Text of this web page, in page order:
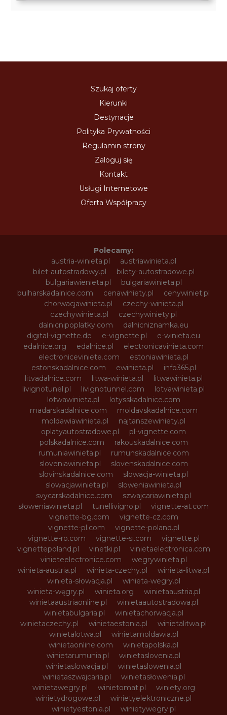
Szukaj oferty
Kierunki
Destynacje
Polityka Prywatności
Regulamin strony
Zaloguj się
Kontakt
Usługi Internetowe
Oferta Współpracy
Polecamy:
austria-winieta.pl
austriawinieta.pl
bilet-autostradowy.pl
bilety-autostradowe.pl
bulgariawienieta.pl
bulgariawinieta.pl
bulharskadalnice.com
cenawiniety.pl
cenywiniet.pl
chorwacjawinieta.pl
czechy-winieta.pl
czechywinieta.pl
czechywiniety.pl
dalnicnipoplatky.com
dalnicniznamka.eu
digital-vignette.de
e-vignette.pl
e-winieta.eu
edalnice.org
edalnice.pl
electronicavinieta.com
electroniceviniete.com
estoniawinieta.pl
estonskadalnice.com
ewinieta.pl
info365.pl
litvadalnice.com
litwa-winieta.pl
litwawinieta.pl
livignotunel.pl
livignotunnel.com
lotvawinieta.pl
lotwawinieta.pl
lotysskadalnice.com
madarskadalnice.com
moldavskadalnice.com
moldawiawinieta.pl
najtanszewiniety.pl
oplatyautostradowe.pl
pl-vignette.com
polskadalnice.com
rakouskadalnice.com
rumuniawinieta.pl
rumunskadalnice.com
sloveniawinieta.pl
slovenskadalnice.com
slovinskadalnice.com
slowacja-winieta.pl
slowacjawinieta.pl
sloweniawinieta.pl
svycarskadalnice.com
szwajcariawinieta.pl
słoweniawinieta.pl
tunellivigno.pl
vignette-at.com
vignette-bg.com
vignette-cz.com
vignette-pl.com
vignette-poland.pl
vignette-ro.com
vignette-si.com
vignette.pl
vignettepoland.pl
vinetki.pl
vinietaelectronica.com
vinieteelectronice.com
wegrywinieta.pl
winieta-austria.pl
winieta-czechy.pl
winieta-litwa.pl
winieta-słowacja.pl
winieta-wegry.pl
winieta-węgry.pl
winieta.org
winietaaustria.pl
winietaaustriaonline.pl
winietaautostradowa.pl
winietabulgaria.pl
winietachorwacja.pl
winietaczechy.pl
winietaestonia.pl
winietalitwa.pl
winietalotwa.pl
winietamoldawia.pl
winietaonline.com
winietapolska.pl
winietarumunia.pl
winietaslovenia.pl
winietaslowacja.pl
winietaslowenia.pl
winietaszwajcaria.pl
winietasłowenia.pl
winietawegry.pl
winietomat.pl
winiety.org
winietydrogowe.pl
winietyelektroniczne.pl
winietyestonia.pl
winietywegry.pl